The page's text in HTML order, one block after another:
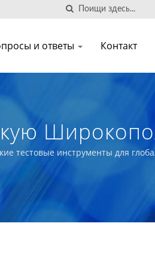
и ответы Контакт
Данных
тестовые инструменты для